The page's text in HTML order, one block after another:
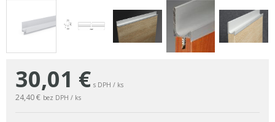
30,01 € s DPH / ks
24,40 € bez DPH / ks